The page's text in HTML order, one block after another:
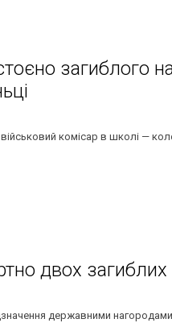
загиблого
комісар в школі —
двох загиблих
державними нагородами